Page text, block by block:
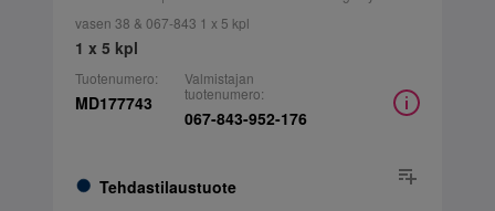
vasen 38 & 067-843 1 x 5 kpl
1 x 5 kpl
Tuotenumero:
MD177743
Tehdastilaustuote
Valmistajan
tuotenumero:
067-843-952-176